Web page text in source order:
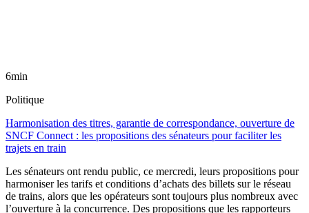
6min
Politique
Harmonisation des titres, garantie de correspondance, ouverture de
SNCF Connect : les propositions des sénateurs pour faciliter les
trajets en train
Les sénateurs ont rendu public, ce mercredi, leurs propositions pour
harmoniser les tarifs et conditions d’achats des billets sur le réseau
de trains, alors que les opérateurs sont toujours plus nombreux avec
l’ouverture à la concurrence. Des propositions que les rapporteurs